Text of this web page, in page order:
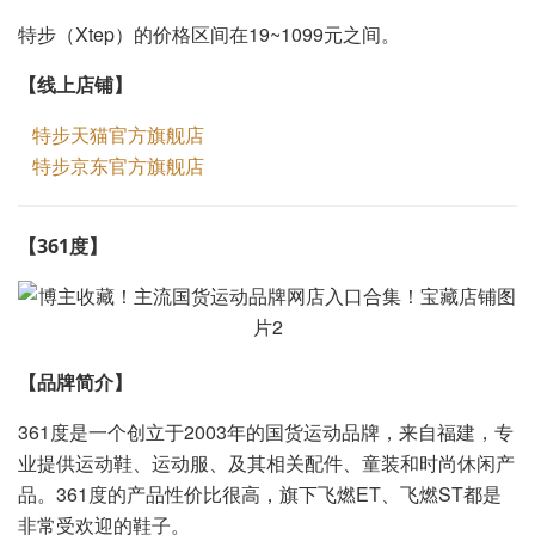
特步（Xtep）的价格区间在19~1099元之间。
【线上店铺】
特步天猫官方旗舰店
特步京东官方旗舰店
【361度】
【品牌简介】
361度是一个创立于2003年的国货运动品牌，来自福建，专
业提供运动鞋、运动服、及其相关配件、童装和时尚休闲产
品。361度的产品性价比很高，旗下飞燃ET、飞燃ST都是
非常受欢迎的鞋子。